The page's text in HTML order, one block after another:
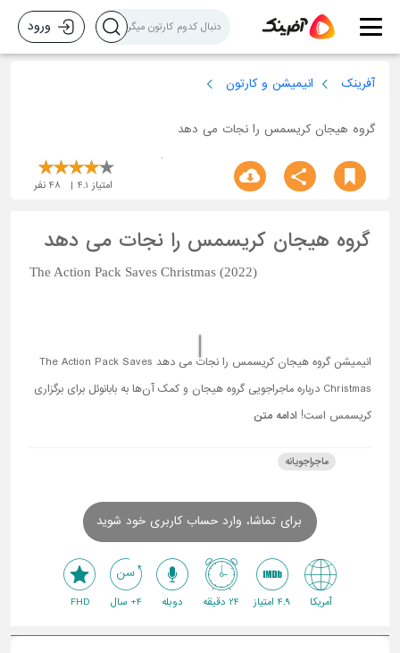
ورود
آفرینک انیمیشن و کارتون
گروه هیجان کریسمس را نجات می دهد
امتیاز 4.1
48 نفر
گروه هیجان کریسمس را نجات می دهد
The Action Pack Saves Christmas (2022)
انیمیشن گروه هیجان کریسمس را نجات می دهد The Action Pack Saves
Christmas درباره ماجراجویی گروه هیجان و کمک آن‌ها به بابانوئل برای برگزاری
کریسمس است! ادامه متن
ماجراجویانه
برای تماشا، وارد حساب کاربری خود شوید
آمریکا 4.9 امتیاز 24 دقیقه دوبله 4+ سال FHD